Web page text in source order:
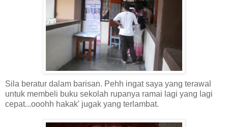
Sila beratur dalam barisan. Pehh ingat saya yang terawal
untuk membeli buku sekolah rupanya ramai lagi yang lagi
cepat...ooohh hakak' jugak yang terlambat.